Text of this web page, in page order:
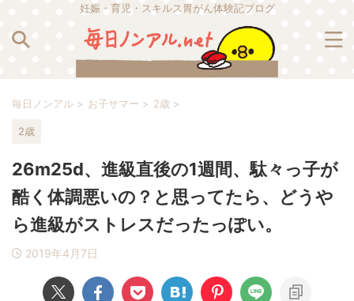
妊娠・育児・スキルス胃がん体験記ブログ
毎日ノンアル > お子サマー > 2歳 >
2歳
26m25d、進級直後の1週間、駄々っ子が
酷く体調悪いの？と思ってたら、どうや
ら進級がストレスだったっぽい。
2019年4月7日